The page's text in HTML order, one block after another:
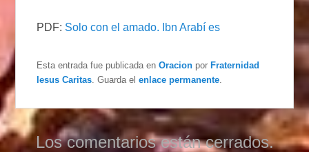
PDF: Solo con el amado. Ibn Arabí es
Esta entrada fue publicada enOracion porFraternidad
Iesus Caritas . Guarda elenlace permanente
Los comentarios están cerrados.